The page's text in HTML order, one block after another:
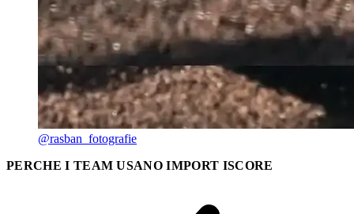
@rasban_fotografie
PERCHE I TEAM USANO IMPORT ISCORE